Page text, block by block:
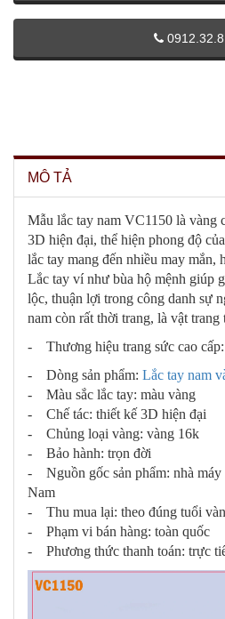
MÔ TẢ
Mẫu lắc tay nam VC1150 là vàng
3D hiện đại, thể hiện phong độ
lắc tay mang đến nhiều may mắn,
Lắc tay ví như bùa hộ mệnh giúp
lộc, thuận lợi trong công danh sự
nam còn rất thời trang, là vật trang
- Thương hiệu trang sức cao cấp:
- Dòng sản phẩm: Lắc tay nam
- Màu sắc lắc tay: màu vàng
- Chế tác: thiết kế 3D hiện đại
- Chủng loại vàng: vàng 16k
- Bảo hành: trọn đời
- Nguồn gốc sản phẩm: nhà
Nam
- Thu mua lại: theo đúng tuổi
- Phạm vi bán hàng: toàn quốc
- Phương thức thanh toán: trực